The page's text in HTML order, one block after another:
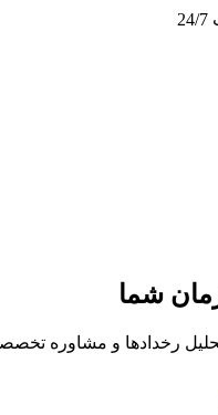
شما
رخدادها و مشاوره